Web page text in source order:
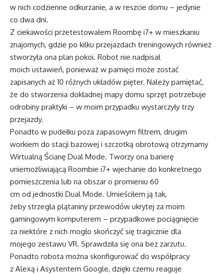
w nich codzienne odkurzanie, a w reszcie domu – jedynie
co dwa dni.
Z ciekawości przetestowałem Roombę i7+ w mieszkaniu
znajomych, gdzie po kilku przejazdach treningowych również
stworzyła ona plan pokoi. Robot nie nadpisał
moich ustawień, ponieważ w pamięci może zostać
zapisanych aż 10 różnych układów pięter. Należy pamiętać,
że do stworzenia dokładnej mapy domu sprzęt potrzebuje
odrobiny praktyki – w moim przypadku wystarczyły trzy
przejazdy.
Ponadto w pudełku poza zapasowym filtrem, drugim
workiem do stacji bazowej i szczotką obrotową otrzymamy
Wirtualną Ścianę Dual Mode. Tworzy ona barierę
uniemożliwiającą Roombie i7+ wjechanie do konkretnego
pomieszczenia lub na obszar o promieniu 60
cm od jednostki Dual Mode. Umieściłem ją tak,
żeby strzegła plątaniny przewodów ukrytej za moim
gamingowym komputerem – przypadkowe pociągnięcie
za niektóre z nich mogło skończyć się tragicznie dla
mojego zestawu VR. Sprawdziła się ona bez zarzutu.
Ponadto robota można skonfigurować do współpracy
z Alexą i Asystentem Google, dzięki czemu reaguje